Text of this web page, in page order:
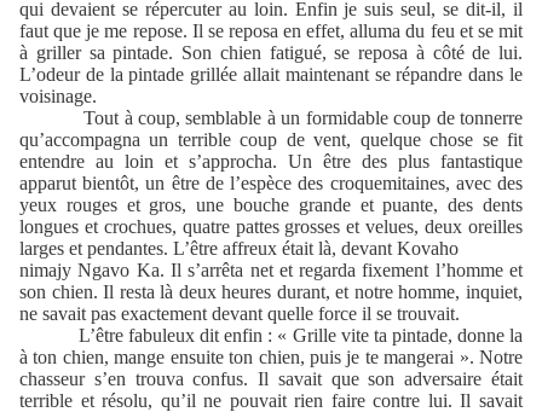
qui devaient se répercuter au loin. Enfin je suis seul, se dit-il, il
faut que je me repose. Il se reposa en effet, alluma du feu et se mit
à griller sa pintade. Son chien fatigué, se reposa à côté de lui.
L’odeur de la pintade grillée allait maintenant se répandre dans le
voisinage.
Tout à coup, semblable à un formidable coup de tonnerre
qu’accompagna un terrible coup de vent, quelque chose se fit
entendre au loin et s’approcha. Un être des plus fantastique
apparut bientôt, un être de l’espèce des croquemitaines, avec des
yeux rouges et gros, une bouche grande et puante, des dents
longues et crochues, quatre pattes grosses et velues, deux oreilles
larges et pendantes. L’être affreux était là, devant Kovaho
nimajy Ngavo Ka. Il s’arrêta net et regarda fixement l’homme et
son chien. Il resta là deux heures durant, et notre homme, inquiet,
ne savait pas exactement devant quelle force il se trouvait.
L’être fabuleux dit enfin : « Grille vite ta pintade, donne la
à ton chien, mange ensuite ton chien, puis je te mangerai ». Notre
chasseur s’en trouva confus. Il savait que son adversaire était
terrible et résolu, qu’il ne pouvait rien faire contre lui. Il savait